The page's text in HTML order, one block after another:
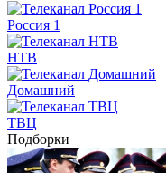
Россия 1
НТВ
Домашний
ТВЦ
Подборки